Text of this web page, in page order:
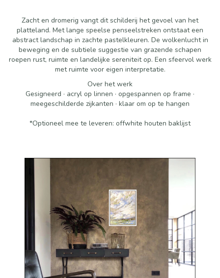
Zacht en dromerig vangt dit schilderij het gevoel van het
platteland. Met lange speelse penseelstreken ontstaat een
abstract landschap in zachte pastelkleuren. De wolkenlucht in
beweging en de subtiele suggestie van grazende schapen
roepen rust, ruimte en landelijke sereniteit op. Een sfeervol werk
met ruimte voor eigen interpretatie.
Over het werk
Gesigneerd · acryl op linnen · opgespannen op frame ·
meegeschilderde zijkanten · klaar om op te hangen
*Optioneel mee te leveren: offwhite houten baklijst